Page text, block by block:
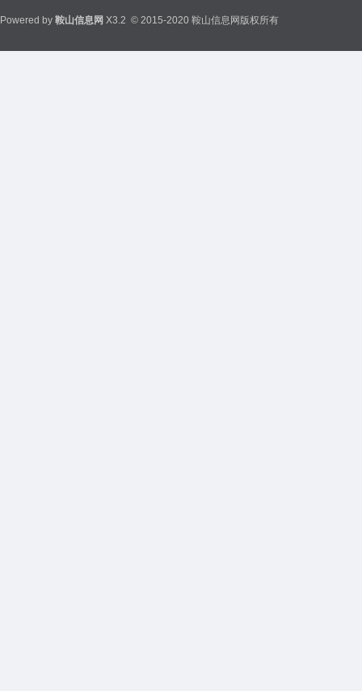
Powered by 鞍山信息网 X3.2 © 2015-2020 鞍山信息网版权所有